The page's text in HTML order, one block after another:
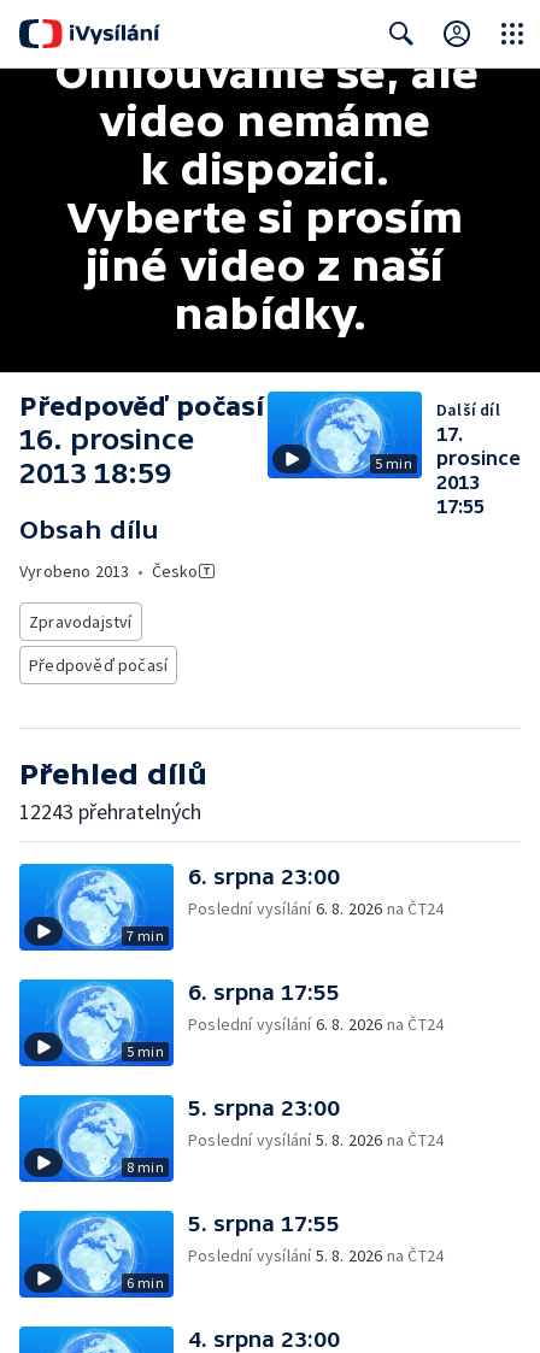
Search
Omlouváme se, ale
video nemáme
k dispozici.
Vyberte si prosím
jiné video z naší
nabídky.
Předpověď počasí
16. prosince
2013 18:59
Obsah dílu
Vyrobeno 2013 • Česko
Zpravodajství
Předpověď počasí
5 min
Další díl
17.
prosince
2013
17:55
Přehled dílů
12243 přehratelných
7 min
6. srpna 23:00
Poslední vysílání6. 8. 2026 na ČT24
5 min
6. srpna 17:55
Poslední vysílání6. 8. 2026 na ČT24
8 min
5. srpna 23:00
Poslední vysílání5. 8. 2026 na ČT24
6 min
5. srpna 17:55
Poslední vysílání5. 8. 2026 na ČT24
4. srpna 23:00